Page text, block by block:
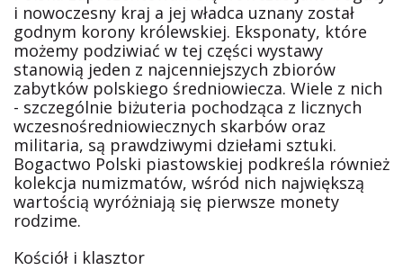
i nowoczesny kraj a jej władca uznany został
godnym korony królewskiej. Eksponaty, które
możemy podziwiać w tej części wystawy
stanowią jeden z najcenniejszych zbiorów
zabytków polskiego średniowiecza. Wiele z nich
- szczególnie biżuteria pochodząca z licznych
wczesnośredniowiecznych skarbów oraz
militaria, są prawdziwymi dziełami sztuki.
Bogactwo Polski piastowskiej podkreśla również
kolekcja numizmatów, wśród nich największą
wartością wyróżniają się pierwsze monety
rodzime.
Kościół i klasztor